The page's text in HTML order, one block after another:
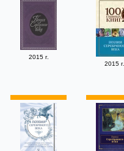
2015 г.
2015 г.